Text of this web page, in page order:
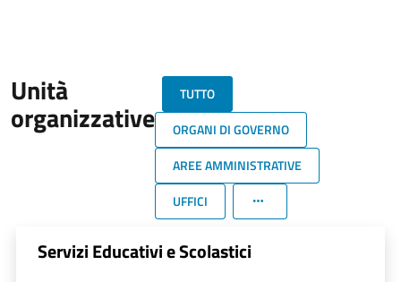
Unità
organizzative
TUTTO
ORGANI DI GOVERNO
AREE AMMINISTRATIVE
UFFICI
Servizi Educativi e Scolastici